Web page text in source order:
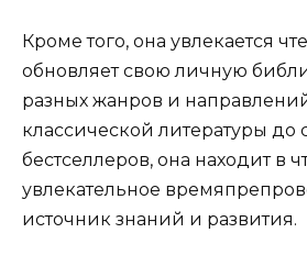
Кроме того, она увлекается
обновляет свою личную
разных жанров и
классической литературы до
бестселлеров, она находит в
увлекательное
источник знаний и развития.